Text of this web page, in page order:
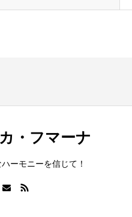
・フマーナ
ーモニーを信じて！